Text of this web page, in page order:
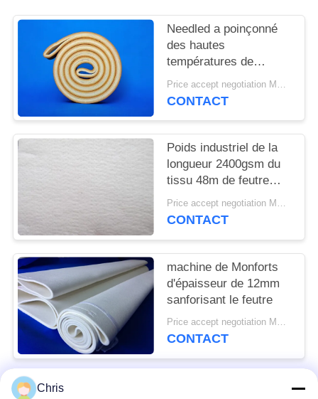
DU
PRIVACY
POLICY
Needled a poinçonné
des hautes
températures de
résistance de tissu de
feutre de Pbo Kevlar
Price accept negotiation MOQ:1 mètre carré
CONTACT
Poids industriel de la
longueur 2400gsm du
tissu 48m de feutre
d'aiguille pour
l'industrie cimentière
Price accept negotiation MOQ:Un PC
CONTACT
machine de Monforts
d'épaisseur de 12mm
sanforisant le feutre
Price accept negotiation MOQ:1 morceau
CONTACT
Chris